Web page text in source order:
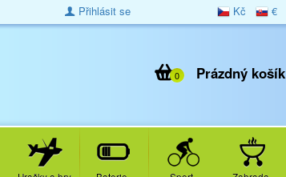
Kč €
Přihlásit se
Prázdný košík
0